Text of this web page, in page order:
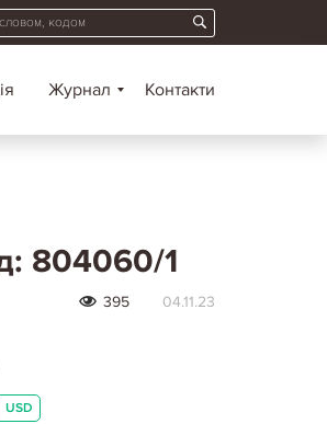
Журнал Контакти
804060/1
395 04.11.23
USD